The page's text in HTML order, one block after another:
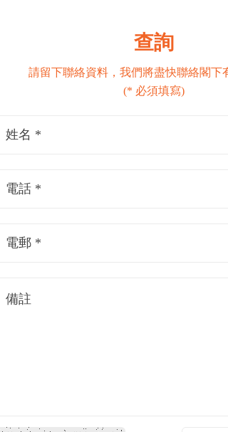
查詢
請留下聯絡資料，我們將盡快聯絡閣下
(* 必須填寫)